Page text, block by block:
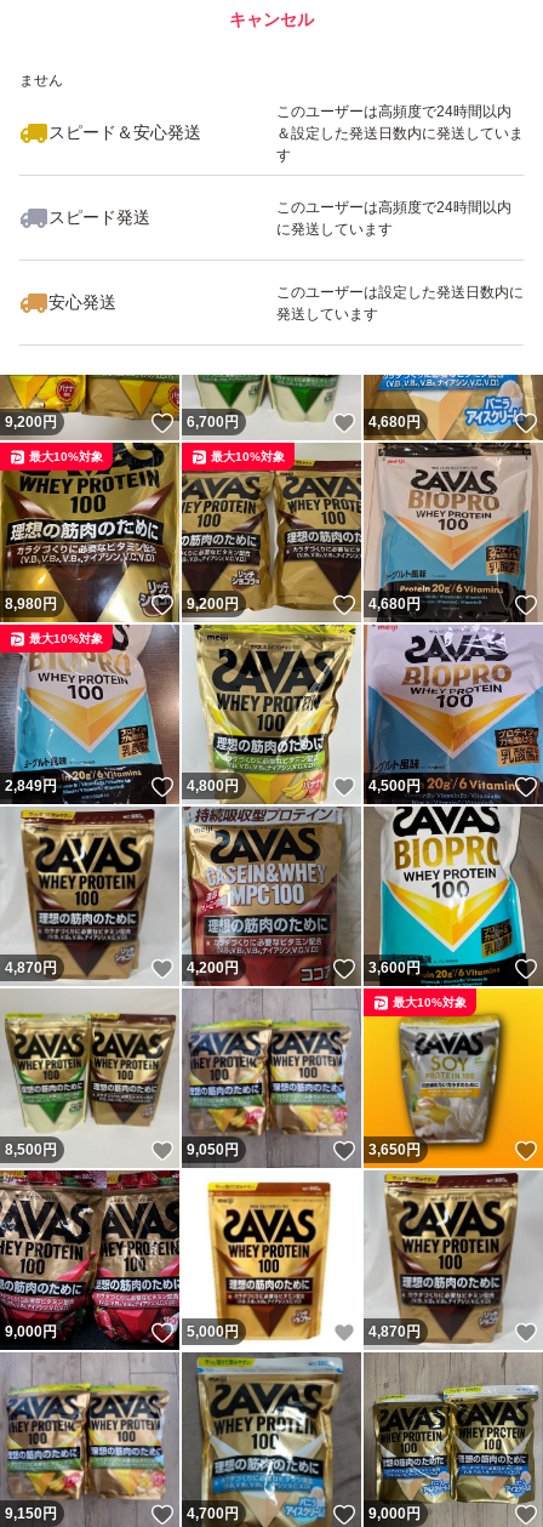
ません
スピード＆安心発送
このユーザーは高頻度で24時間以内
＆設定した発送日数内に発送していま
す
スピード発送
このユーザーは高頻度で24時間以内
に発送しています
安心発送
このユーザーは設定した発送日数内に
発送しています
キャンセル
いいね！
3,480
9,200円 いいね！
6,700円 いいね！
4,680円
8,980円 いいね！
最大10%対象
9,200円 いいね！
最大10%対象
4,680円
2,849円 いいね！
最大10%対象
4,800円 いいね！
4,500円
4,870円 いいね！
4,200円 いいね！
3,600円
8,500円 いいね！
9,050円 いいね！
3,650円
最大10%対象
9,000円 いいね！
5,000円 いいね！
4,870円
9,150円 いいね！
4,700円 いいね！
9,000円